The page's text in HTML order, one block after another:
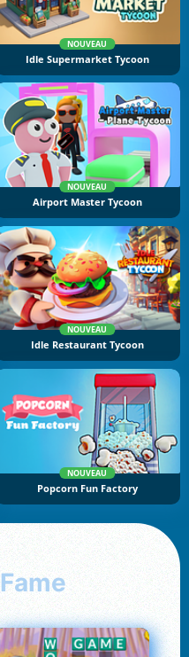
NOUVEAU
Idle Supermarket Tycoon
NOUVEAU
Airport Master Tycoon
NOUVEAU
Idle Restaurant Tycoon
NOUVEAU
Popcorn Fun Factory
Fame